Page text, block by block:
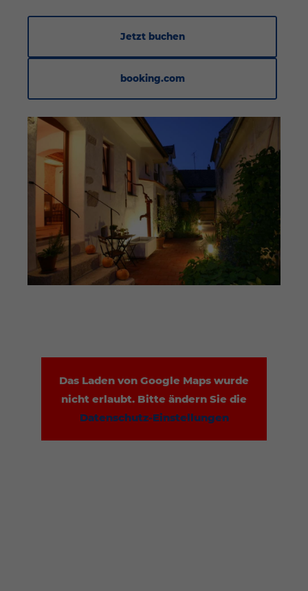
Jetzt buchen
booking.com
Das Laden von Google Maps wurde
nicht erlaubt. Bitte ändern Sie die
Datenschutz-Einstellungen